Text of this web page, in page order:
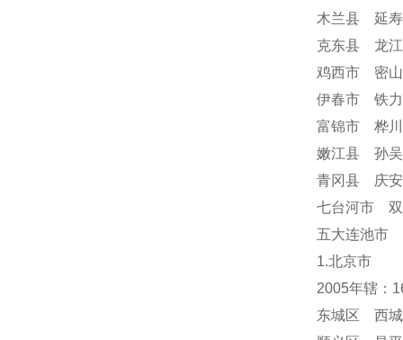
木兰县 延
克东县 龙
鸡西市 密
伊春市 铁
富锦市 桦
嫩江县 孙
青冈县 庆
七台河市
五大连池市
1.北京市
2005年辖：
东城区 西